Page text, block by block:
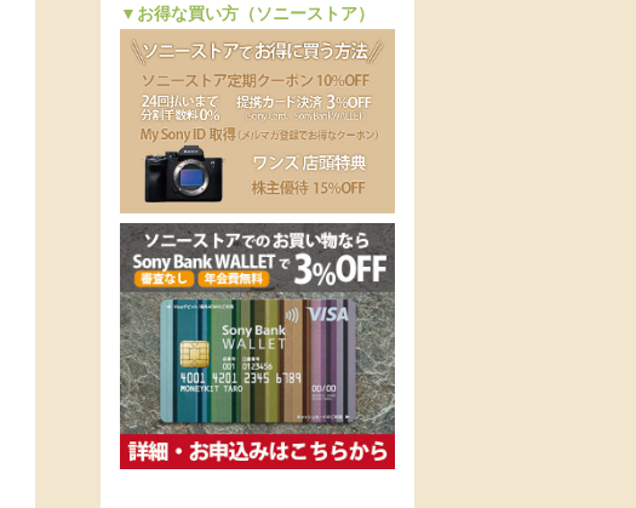
▼お得な買い方（ソニーストア）